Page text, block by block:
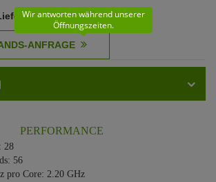
: 61 - 62 Werktage
Wir antworten während unserer
Öffnungszeiten.
PERFORMANCE
28
56
pro Core: 2.20 GHz